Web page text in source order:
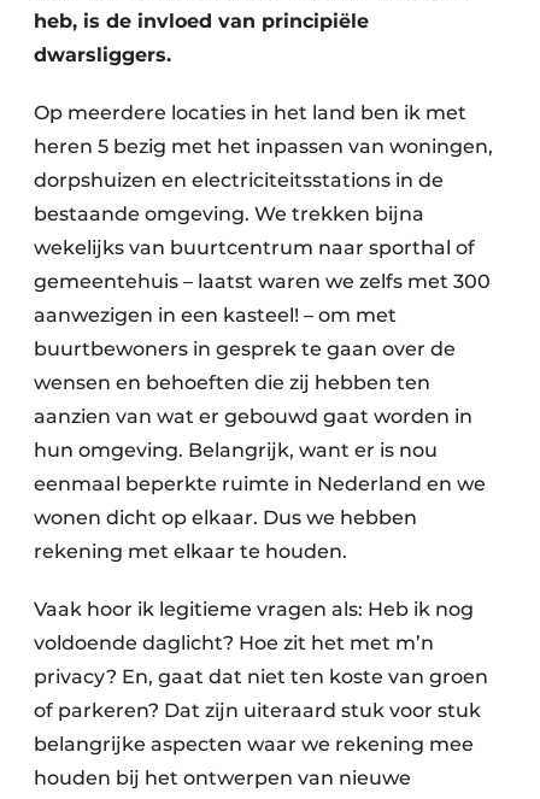
heb, is de invloed van principiële
dwarsliggers.
Op meerdere locaties in het land ben ik met
heren 5 bezig met het inpassen van woningen,
dorpshuizen en electriciteitsstations in de
bestaande omgeving. We trekken bijna
wekelijks van buurtcentrum naar sporthal of
gemeentehuis – laatst waren we zelfs met 300
aanwezigen in een kasteel! – om met
buurtbewoners in gesprek te gaan over de
wensen en behoeften die zij hebben ten
aanzien van wat er gebouwd gaat worden in
hun omgeving. Belangrijk, want er is nou
eenmaal beperkte ruimte in Nederland en we
wonen dicht op elkaar. Dus we hebben
rekening met elkaar te houden.
Vaak hoor ik legitieme vragen als: Heb ik nog
voldoende daglicht? Hoe zit het met m’n
privacy? En, gaat dat niet ten koste van groen
of parkeren? Dat zijn uiteraard stuk voor stuk
belangrijke aspecten waar we rekening mee
houden bij het ontwerpen van nieuwe